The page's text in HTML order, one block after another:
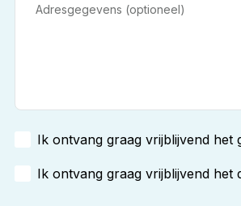
Ik ontvang graag vrijblijvend het
Ik ontvang graag vrijblijvend het